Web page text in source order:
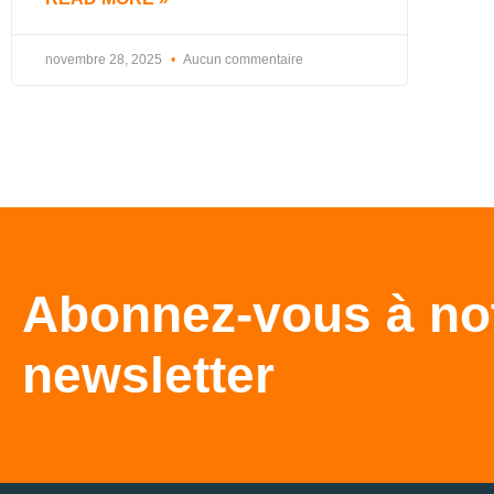
novembre 28, 2025 Aucun commentaire
Abonnez-vous à
newsletter